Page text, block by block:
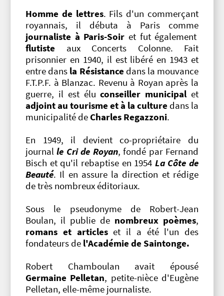
Homme de lettres. Fils d'un commerçant
royannais, il débuta à Paris comme
journaliste à Paris-Soir et fut également
flutiste aux Concerts Colonne. Fait
prisonnier en 1940, il est libéré en 1943 et
entre dans la Résistance dans la mouvance
F.T.P.F. à Blanzac. Revenu à Royan après la
guerre, il est éluconseiller municipalet
adjoint au tourisme et à la culture dans la
municipalité de Charles Regazzoni.
En 1949, il devient co-propriétaire du
journalle Cri de Royan, fondé par Fernand
Bisch et qu'il rebaptise en 1954 La Côte de
Beauté. Il en assure la direction et rédige
de très nombreux éditoriaux.
Sous le pseudonyme de Robert-Jean
Boulan, il publie de nombreux poèmes,
romans et articleset il a été l'un des
fondateurs de l'Académie de Saintonge.
Robert Chamboulan avait épousé
Germaine Pelletan, petite-nièce d'Eugène
Pelletan, elle-même journaliste.